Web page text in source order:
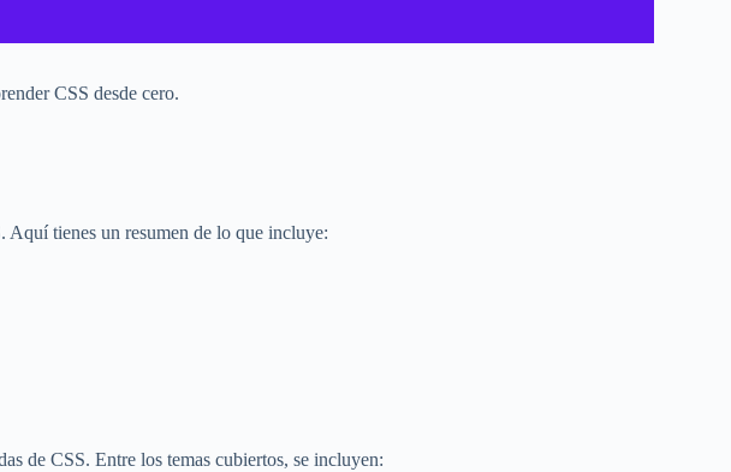
CSS desde cero.
tienes un resumen de lo que incluye:
de CSS. Entre los temas cubiertos, se incluyen: